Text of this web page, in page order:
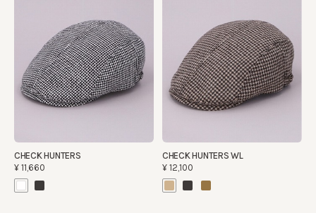
CHECK HUNTERS
¥11,660
CHECK HUNTERS WL
¥12,100